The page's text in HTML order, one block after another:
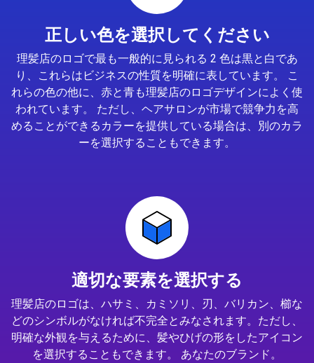
正しい色を選択してください
理髪店のロゴで最も一般的に見られる 2 色は黒と白であ
り、これらはビジネスの性質を明確に表しています。 こ
れらの色の他に、赤と青も理髪店のロゴデザインによく使
われています。 ただし、ヘアサロンが市場で競争力を高
めることができるカラーを提供している場合は、別のカラ
ーを選択することもできます。
適切な要素を選択する
理髪店のロゴは、ハサミ、カミソリ、刃、バリカン、櫛な
どのシンボルがなければ不完全とみなされます。ただし、
明確な外観を与えるために、髪やひげの形をしたアイコン
を選択することもできます。 あなたのブランド。